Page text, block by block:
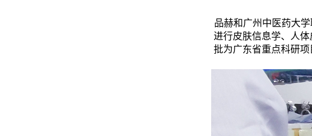
品赫和广州中医药大
进行皮肤信息学、人
批为广东省重点科研